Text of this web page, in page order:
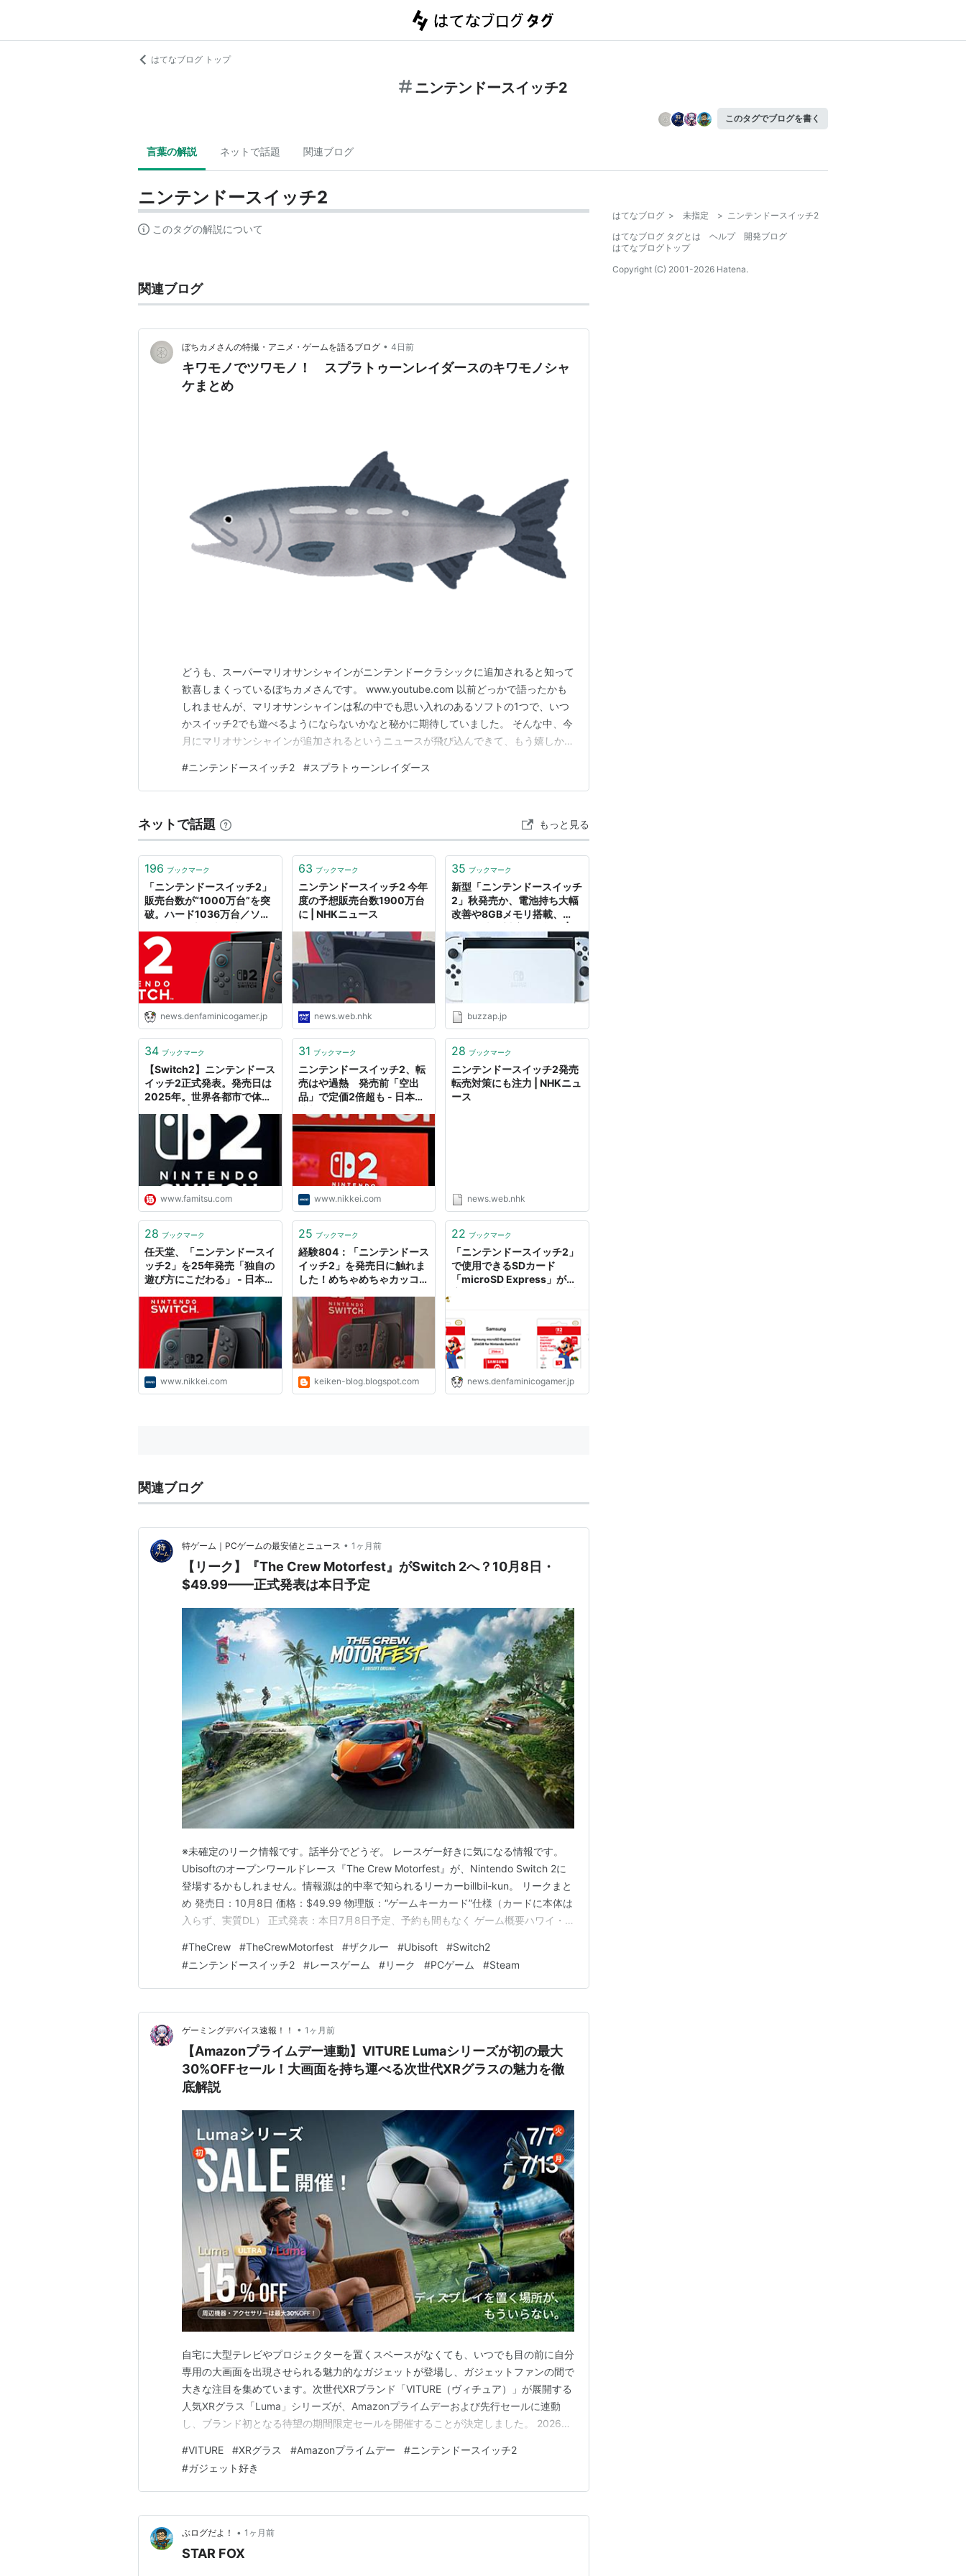
はてなブログ トップ
ニンテンドースイッチ2
このタグでブログを書く
言葉の解説 ネットで話題 関連ブログ
ニンテンドースイッチ2
このタグの解説について
関連ブログ
ぼちカメさんの特撮・アニメ・ゲームを語るブログ • 4日前
キワモノでツワモノ！ スプラトゥーンレイダースのキワモノシャ
ケまとめ
どうも、スーパーマリオサンシャインがニンテンドークラシックに追加されると知って
歓喜しまくっているぼちカメさんです。 www.youtube.com 以前どっかで語ったかも
しれませんが、マリオサンシャインは私の中でも思い入れのあるソフトの1つで、いつ
かスイッチ2でも遊べるようにならないかなと秘かに期待していました。 そんな中、今
月にマリオサンシャインが追加されるというニュースが飛び込んできて、もう嬉しかっ
ます。 さて、今回のテーマは、「スプラトゥーンレイダース」に登場するキワモノシ
ャケ。 スプラトゥーンシリーズ最新作に…
#ニンテンドースイッチ2 #スプラトゥーンレイダース
ネットで話題 もっと見る
196 ブックマーク
「ニンテンドースイッチ2」
販売台数が“1000万台”を突
破。ハード1036万台／ソフ
本ではハード235万台／ソフ
ト387万本を記録
news.denfaminicogamer.jp
63 ブックマーク
ニンテンドースイッチ2 今年
度の予想販売台数1900万台
に | NHKニュース
news.web.nhk
35 ブックマーク
新型「ニンテンドースイッチ
2」秋発売か、電池持ち大幅
改善や8GBメモリ搭載、
Buzzap！
buzzap.jp
34 ブックマーク
【Switch2】ニンテンドース
イッチ2正式発表。発売日は
2025年。世界各都市で体験
最新情報のファミ通.com
www.famitsu.com
31 ブックマーク
ニンテンドースイッチ2、転
売はや過熱 発売前「空出
品」で定価2倍超も - 日本経
www.nikkei.com
28 ブックマーク
ニンテンドースイッチ2発売
転売対策にも注力 | NHKニュ
ース
news.web.nhk
28 ブックマーク
任天堂、「ニンテンドースイ
ッチ2」を25年発売「独自の
遊び方にこだわる」 - 日本経
www.nikkei.com
25 ブックマーク
経験804：「ニンテンドース
イッチ2」を発売日に触れま
した！めちゃめちゃカッコよ
い！本体をジックリ紹介しま
す！
keiken-blog.blogspot.com
22 ブックマーク
「ニンテンドースイッチ2」
で使用できるSDカード
「microSD Express」が各
る現象も見られるが、公式ラ
イセンス商品も販売される予
定なので焦らずに
news.denfaminicogamer.jp
関連ブログ
特ゲーム｜PCゲームの最安値とニュース • 1ヶ月前
【リーク】『The Crew Motorfest』がSwitch 2へ？10月8日・
$49.99——正式発表は本日予定
※未確定のリーク情報です。話半分でどうぞ。 レースゲー好きに気になる情報です。
Ubisoftのオープンワールドレース『The Crew Motorfest』が、Nintendo Switch 2に
登場するかもしれません。情報源は的中率で知られるリーカーbillbil-kun。 リークまと
め 発売日：10月8日 価格：$49.99 物理版：“ゲームキーカード”仕様（カードに本体は
入らず、実質DL） 正式発表：本日7月8日予定、予約も間もなく ゲーム概要ハワイ・
ドレース。すでにPC・PS・Xboxで配信中で、今回はSwi…
#TheCrew #TheCrewMotorfest #ザクルー #Ubisoft #Switch2
#ニンテンドースイッチ2 #レースゲーム #リーク #PCゲーム #Steam
ゲーミングデバイス速報！！ • 1ヶ月前
【Amazonプライムデー連動】VITURE Lumaシリーズが初の最大
30%OFFセール！大画面を持ち運べる次世代XRグラスの魅力を徹
底解説
自宅に大型テレビやプロジェクターを置くスペースがなくても、いつでも目の前に自分
専用の大画面を出現させられる魅力的なガジェットが登場し、ガジェットファンの間で
大きな注目を集めています。次世代XRブランド「VITURE（ヴィチュア）」が展開する
人気XRグラス「Luma」シリーズが、Amazonプライムデーおよび先行セールに連動
し、ブランド初となる待望の期間限定セールを開催することが決定しました。 2026年
た最新の「VITURE Luma Ultra」および「VITURE Luma」が、ついに初めての割引対
象…
#VITURE #XRグラス #Amazonプライムデー #ニンテンドースイッチ2
#ガジェット好き
ぶログだよ！ • 1ヶ月前
STAR FOX
はてなブログ > 未指定 > ニンテンドースイッチ2
はてなブログ タグとは
ヘルプ
開発ブログ
はてなブログトップ
Copyright (C) 2001-2026 Hatena.